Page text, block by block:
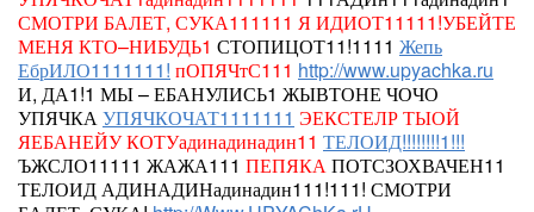
СМОТРИ БАЛЕТ, СУКА111111 Я ИДИОТ11111!УБЕЙТЕ
МЕНЯ КТО–НИБУДЬ1 СТОПИЦОТ11!1111 Жепь
ЕбрИЛО1111111! пОПЯЧтС111 http://www.upyachka.ru
И, ДА1!1 МЫ – ЕБАНУЛИСЬ1 ЖЫВТОНЕ ЧОЧО
УПЯЧКАУПЯЧКОЧАТ1111111 ЭЕКСТЕЛР ТЫОЙ
ЯЕБАНЕЙУ КОТУадинадинадин11 ТЕЛОИД!!!!!!!!1!!!
ЪЖСЛО11111 ЖАЖА111 ПЕПЯКАПОТСЗОХВАЧЕН11
ТЕЛОИД АДИНАДИНадинадин111!111! СМОТРИ